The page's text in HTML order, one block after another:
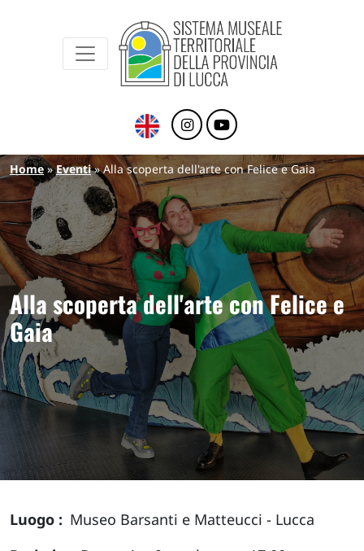
Sistema Museale Territoriale della
Briciole di pane
Home Eventi Alla scoperta dell'arte con Felice e Gaia
Alla scoperta dell'arte con Felice e
Gaia
Luogo
Museo Barsanti e Matteucci - Lucca